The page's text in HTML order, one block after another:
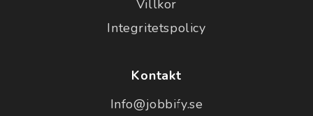
Villkor
Integritetspolicy
Kontakt
Info@jobbify.se